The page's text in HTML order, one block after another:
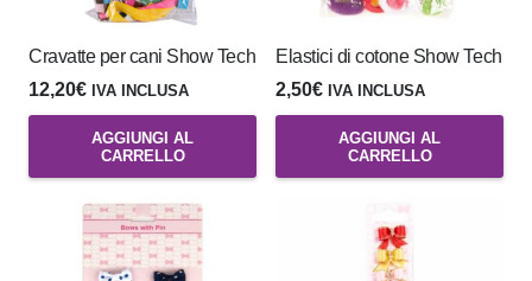
Cravatte per cani Show Tech
12,20€ IVA INCLUSA
AGGIUNGI AL
CARRELLO
Elastici di cotone Show Tech
2,50€ IVA INCLUSA
AGGIUNGI AL
CARRELLO